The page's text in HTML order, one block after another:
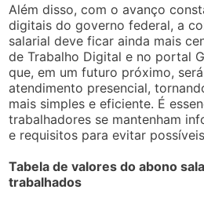
Além disso, com o avanço
digitais do governo federal, a
salarial deve ficar ainda mais
de Trabalho Digital e no portal
que, em um futuro próximo,
atendimento presencial,
mais simples e eficiente. É
trabalhadores se mantenham
e requisitos para evitar
Tabela de valores do abono
trabalhados